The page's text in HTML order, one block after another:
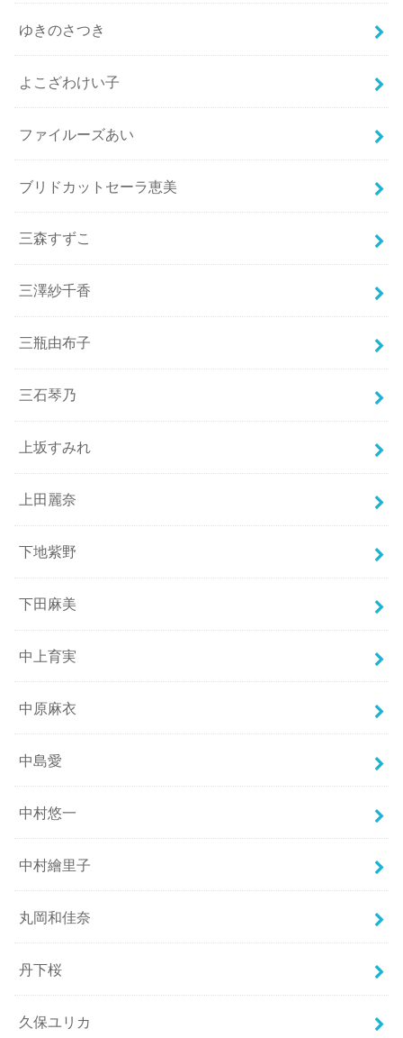
ゆきのさつき
よこざわけい子
ファイルーズあい
ブリドカットセーラ恵美
三森すずこ
三澤紗千香
三瓶由布子
三石琴乃
上坂すみれ
上田麗奈
下地紫野
下田麻美
中上育実
中原麻衣
中島愛
中村悠一
中村繪里子
丸岡和佳奈
丹下桜
久保ユリカ